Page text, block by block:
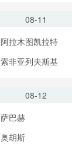
08-11
阿拉木图凯拉特
索非亚列夫斯基
08-12
萨巴赫
奥胡斯